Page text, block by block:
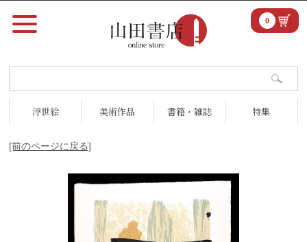
浮世絵 美術作品 書籍・雑誌 特集
0
[前のページに戻る]